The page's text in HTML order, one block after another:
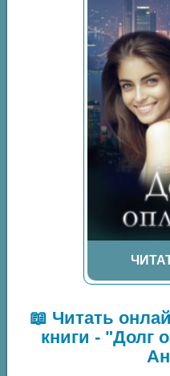
📖 Читать
книги - "Долг